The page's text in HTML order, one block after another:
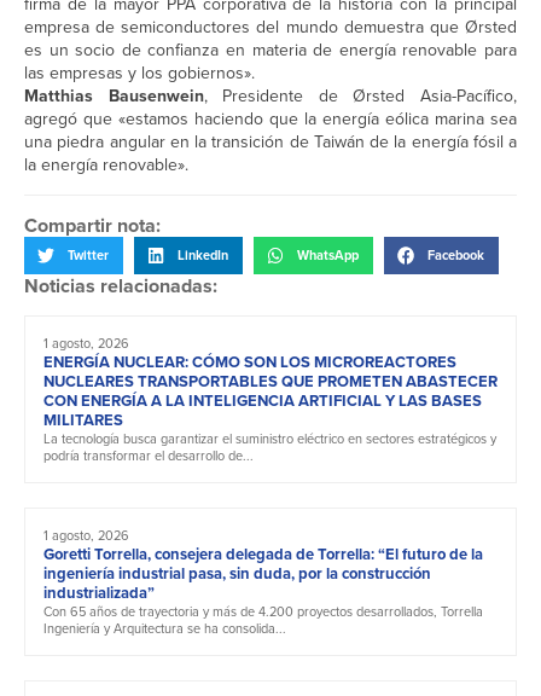
empresa de semiconductores del mundo demuestra que Ørsted
es un socio de confianza en materia de energía renovable para
las empresas y los gobiernos».
Matthias Bausenwein, Presidente de Ørsted Asia-Pacífico,
agregó que «estamos haciendo que la energía eólica marina sea
una piedra angular en la transición de Taiwán de la energía fósil a
la energía renovable».
Compartir nota:
Twitter LinkedIn WhatsApp Facebook
Noticias relacionadas:
1 agosto, 2026
ENERGÍA NUCLEAR: CÓMO SON LOS MICROREACTORES
NUCLEARES TRANSPORTABLES QUE PROMETEN ABASTECER
CON ENERGÍA A LA INTELIGENCIA ARTIFICIAL Y LAS BASES
MILITARES
La tecnología busca garantizar el suministro eléctrico en sectores estratégicos y
podría transformar el desarrollo de...
1 agosto, 2026
Goretti Torrella, consejera delegada de Torrella: “El futuro de la
ingeniería industrial pasa, sin duda, por la construcción
industrializada”
Con 65 años de trayectoria y más de 4.200 proyectos desarrollados, Torrella
Ingeniería y Arquitectura se ha consolida...